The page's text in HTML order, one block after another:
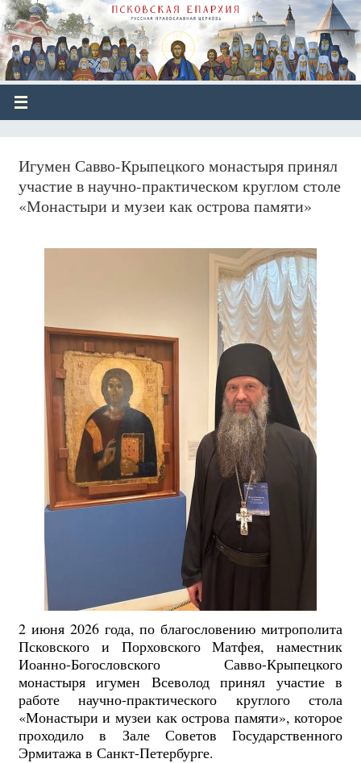
Игумен Савво-Крыпецкого монастыря принял
участие в научно-практическом круглом столе
«Монастыри и музеи как острова памяти»
2 июня 2026 года, по благословению митрополита
Псковского и Порховского Матфея, наместник
Иоанно-Богословского Савво-Крыпецкого
монастыря игумен Всеволод принял участие в
работе научно-практического круглого стола
«Монастыри и музеи как острова памяти», которое
проходило в Зале Советов Государственного
Эрмитажа в Санкт-Петербурге.